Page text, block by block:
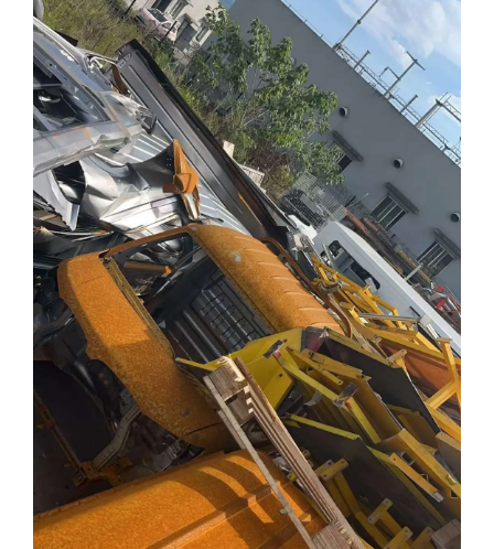
过程中，在确定最高出价后，需要委托方进行申报获批后，方
可确定成交。”在此过程中有可能出现审批不通过或审批时间较
长等情况。一般情况下，最高出价确定后10个工作日内出具最
高价的审批结果，出具审批结果后10个工作日内签署《废旧物
资销售合同》。因委托方的原因超过上述期限的，最高出价者
有权书面选择放弃出价或继续等待。
最终审批通过，最高出价者选择继续等待，若出现标的物
价格下跌的，最高出价者自愿承担继续等待期间的损失。若最
终审批未通过，最高出价者不得向委托方、河北中废通拍卖有
限公司主张任何权利。
竞买成交后，买受人凭河北中废通拍卖有限公司出具的
《中标通知书》于委托方规定期限内将标的物预估货款缴纳至
委托方指定账户，与委托方签订《废旧物资销售合同》, 并根据
委托方要求拉货。
网 络 竞 价 规 则
一、为规范网络竞价行为，根据有关法律、法规特制定本
《网络竞价规则》。达到保留价且最高出价者，为最终竞买成